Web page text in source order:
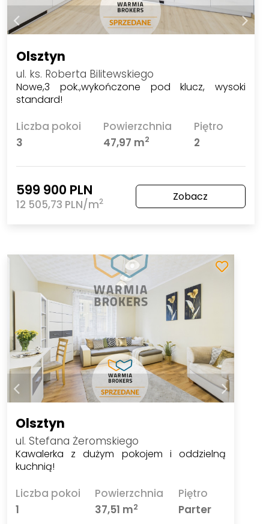
Olsztyn
ul. ks. Roberta Bilitewskiego
Nowe,3 pok.,wykończone pod klucz, wysoki
standard!
Liczba pokoi
3
Powierzchnia
47,97 m2
Piętro
2
599 900 PLN
12 505,73 PLN/m2 Zobacz
Olsztyn
ul. Stefana Żeromskiego
Kawalerka z dużym pokojem i oddzielną
kuchnią!
Liczba pokoi
1
Powierzchnia
37,51 m2
Piętro
Parter